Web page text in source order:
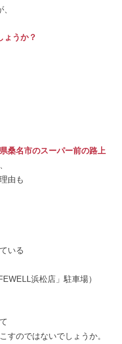
ょうか？
桑名市のスーパー前の路上
由も
いる
浜松店」駐車場）
すのではないでしょうか。